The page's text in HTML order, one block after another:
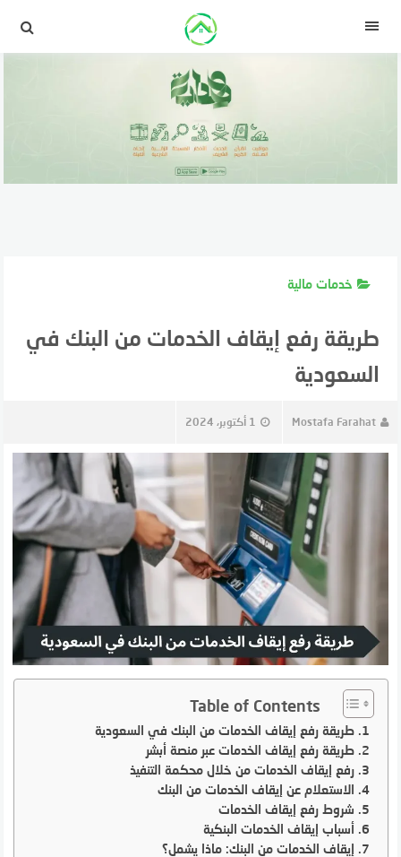
القائمة
خدمات مالية
طريقة رفع إيقاف الخدمات من البنك في
السعودية
Mostafa Farahat 1 أكتوبر، 2024
Table of Contents
طريقة رفع إيقاف الخدمات من البنك في السعودية
طريقة رفع إيقاف الخدمات عبر منصة أبشر
رفع إيقاف الخدمات من خلال محكمة التنفيذ
الاستعلام عن إيقاف الخدمات من البنك
شروط رفع إيقاف الخدمات
أسباب إيقاف الخدمات البنكية
إيقاف الخدمات من البنك: ماذا يشمل؟